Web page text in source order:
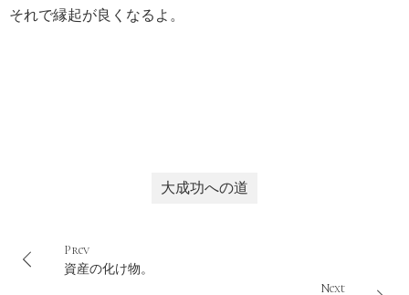
それで縁起が良くなるよ。
大成功への道
Prev
資産の化け物。
Next